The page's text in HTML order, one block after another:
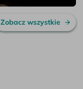
Zobacz wszystkie